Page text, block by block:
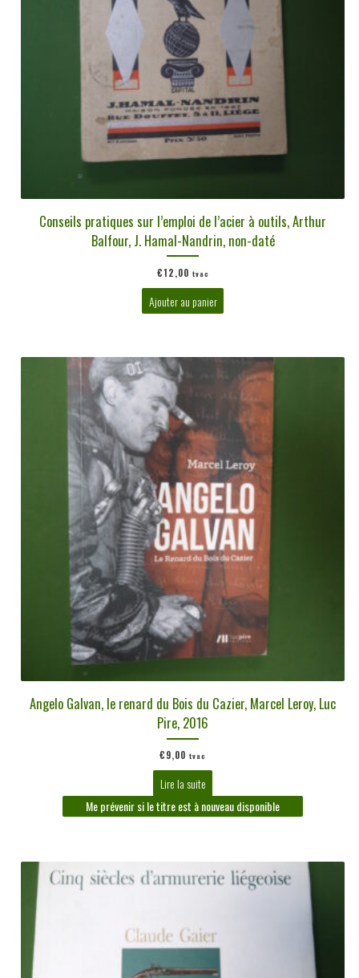
Conseils pratiques sur l’emploi de l’acier à outils, Arthur
Balfour, J. Hamal-Nandrin, non-daté
€12,00 tvac
Ajouter au panier
Angelo Galvan, le renard du Bois du Cazier, Marcel Leroy, Luc
Pire, 2016
€9,00 tvac
Lire la suite
Me prévenir si le titre est à nouveau disponible